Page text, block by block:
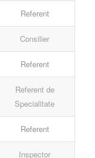
Referent
Consilier
Referent
Referent de
Specialitate
Referent
Inspector